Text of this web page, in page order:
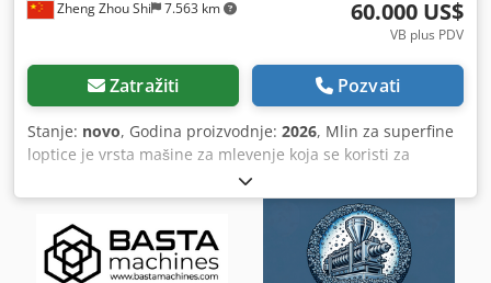
Zheng Zhou Shi 7.563 km 60.000 US$
VB plus PDV
Zatražiti Pozvati
Stanje: novo, Godina proizvodnje: 2026, Mlin za superfine
loptice je vrsta mašine za mlevenje koja se koristi za
mlevenje materijala u veoma fine čestice. Ova vrsta mlina
za loptice ima neke karakteristične karakteristike koje ga
čine posebno pogodnim za obradu čak i najtežih materijala
sa niskom kontaminacijom i minimalnim habanju. Obično
se koristi u raznim industrijama, uključujući farmaceutske